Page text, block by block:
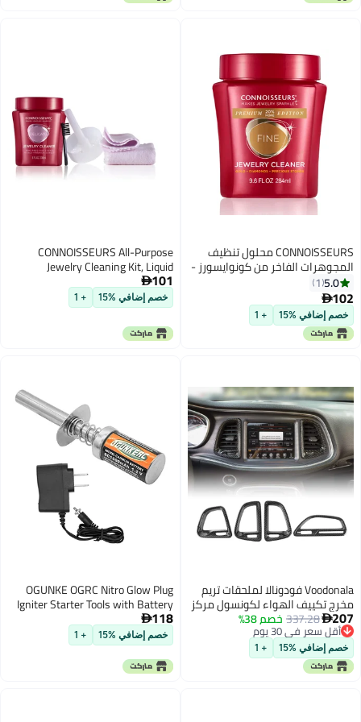
CONNOISSEURS محلول تنظيف
الفاخر من كونوايسورز -
للذهب والبلاتين
والأحجار الكريمة، حجم
%15
+ 1
CONNOISSEURS All-Purpose
Jewelry Cleaning Kit, Liquid
Solution & Silver & Gold Jewelry
Polishing Cloths, 8 Ounce
101
خصم إضافي %15 + 1
Voodonala فودونالا لملحقات تريم
الهواء لكونسول مركز
دودج تشالنجر 2015 وما فوق (حبة
4 قطع)
337.28خصم 38%
في 30 يوم
في 30 يوم
%15
+ 1
OGUNKE OGRC Nitro Glow Plug
Igniter Starter Tools with Battery
Charger for HSP Redcat and 1/8
1/10 Nitro Engine RC Car Buggy
Truck Model
118
خصم إضافي %15 + 1